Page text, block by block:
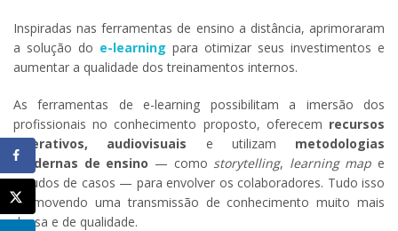
Inspiradas nas ferramentas de ensino a distância, aprimoraram
a solução do e-learning para otimizar seus investimentos e
aumentar a qualidade dos treinamentos internos.
As ferramentas de e-learning possibilitam a imersão dos
profissionais no conhecimento proposto, oferecem recursos
interativos, audiovisuais e utilizam metodologias
modernas de ensino — como storytelling, learning map e
estudos de casos — para envolver os colaboradores. Tudo isso
promovendo uma transmissão de conhecimento muito mais
densa e de qualidade.